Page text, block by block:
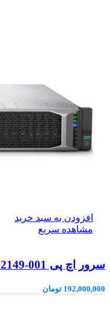
افزودن به سبد خرید
مشاهده سریع
سرور اچ پی DL380 Gen10 P02149-001
192,000,000 تومان